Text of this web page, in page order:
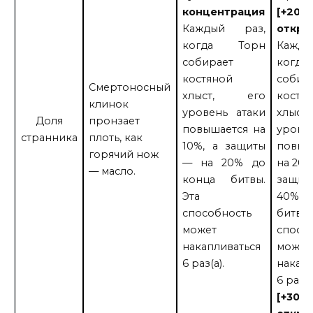
Доля
странника
Смертоносный
клинок
пронзает
плоть, как
горячий нож
— масло.
концентрация
Каждый раз,
когда Торн
собирает
костяной
хлыст, его
уровень атаки
повышается на
10%, а защиты
— на 20% до
конца битвы.
Эта
способность
может
накапливаться
6 раз(а).
[+20
когда
хлыст,
на
40%
может
6
[+30